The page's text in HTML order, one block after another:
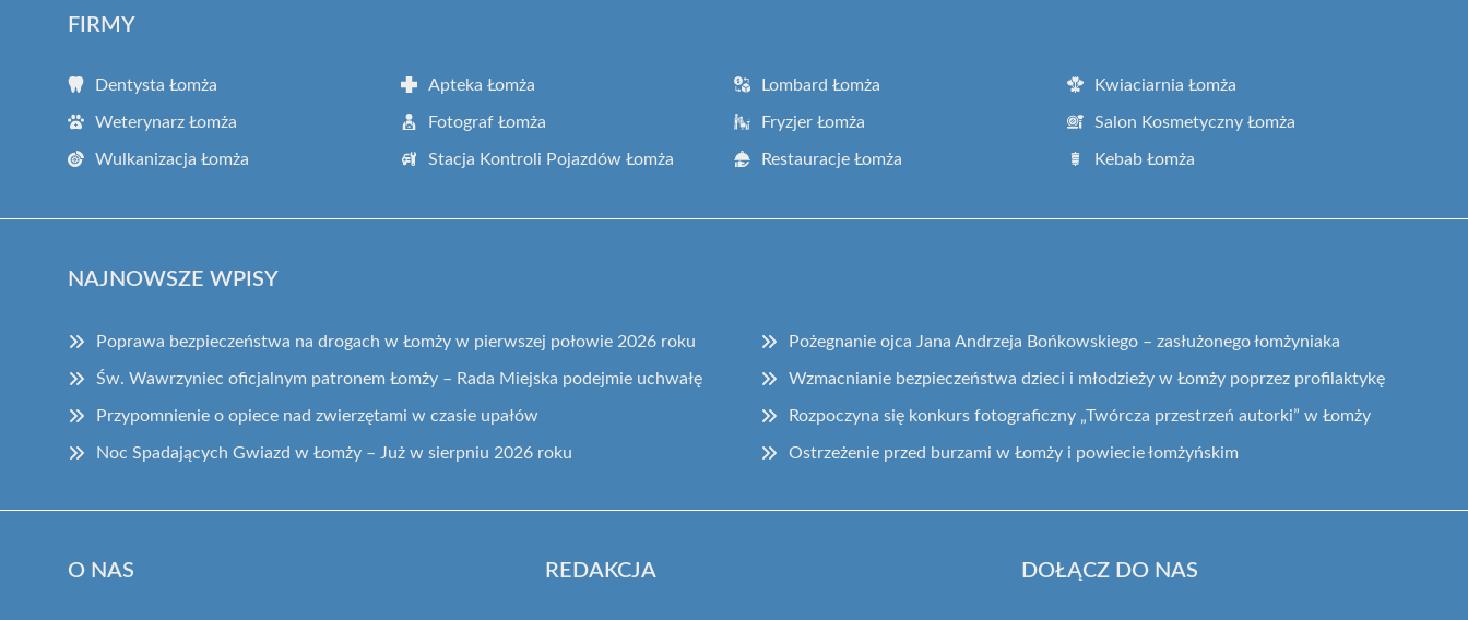
FIRMY
Dentysta Łomża Apteka Łomża Lombard Łomża Kwiaciarnia Łomża
Weterynarz Łomża Fotograf Łomża Fryzjer Łomża Salon Kosmetyczny Łomża
Wulkanizacja Łomża Stacja Kontroli Pojazdów Łomża Restauracje Łomża Kebab Łomża
NAJNOWSZE WPISY
Poprawa bezpieczeństwa na drogach w Łomży w pierwszej połowie 2026 roku Pożegnanie ojca Jana Andrzeja Bońkowskiego – zasłużonego łomżyniaka
Św. Wawrzyniec oficjalnym patronem Łomży – Rada Miejska podejmie uchwałę Wzmacnianie bezpieczeństwa dzieci i młodzieży w Łomży poprzez profilaktykę
Przypomnienie o opiece nad zwierzętami w czasie upałów Rozpoczyna się konkurs fotograficzny „Twórcza przestrzeń autorki” w Łomży
Noc Spadających Gwiazd w Łomży – Już w sierpniu 2026 roku Ostrzeżenie przed burzami w Łomży i powiecie łomżyńskim
O NAS REDAKCJA DOŁĄCZ DO NAS